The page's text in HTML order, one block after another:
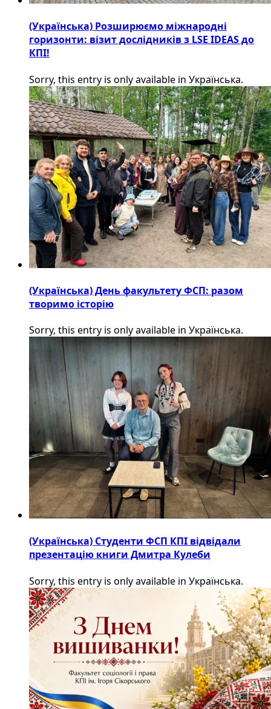
(Українська) Розширюємо міжнародні
горизонти: візит дослідників з LSE IDEAS до
КПІ!
Sorry, this entry is only available in Українська.
(Українська) День факультету ФСП: разом
творимо історію
Sorry, this entry is only available in Українська.
(Українська) Студенти ФСП КПІ відвідали
презентацію книги Дмитра Кулеби
Sorry, this entry is only available in Українська.